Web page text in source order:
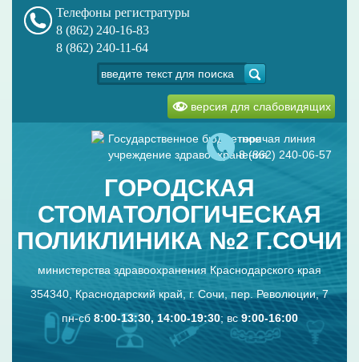
Телефоны регистратуры
8 (862) 240-16-83
8 (862) 240-11-64
версия для слабовидящих
Государственное бюджетное
учреждение здравоохранения
горячая линия
8 (862) 240-06-57
ГОРОДСКАЯ
СТОМАТОЛОГИЧЕСКАЯ
ПОЛИКЛИНИКА №2 Г.СОЧИ
министерства здравоохранения Краснодарского края
354340, Краснодарский край, г. Сочи, пер. Революции, 7
пн-сб 8:00-13:30, 14:00-19:30; вс 9:00-16:00